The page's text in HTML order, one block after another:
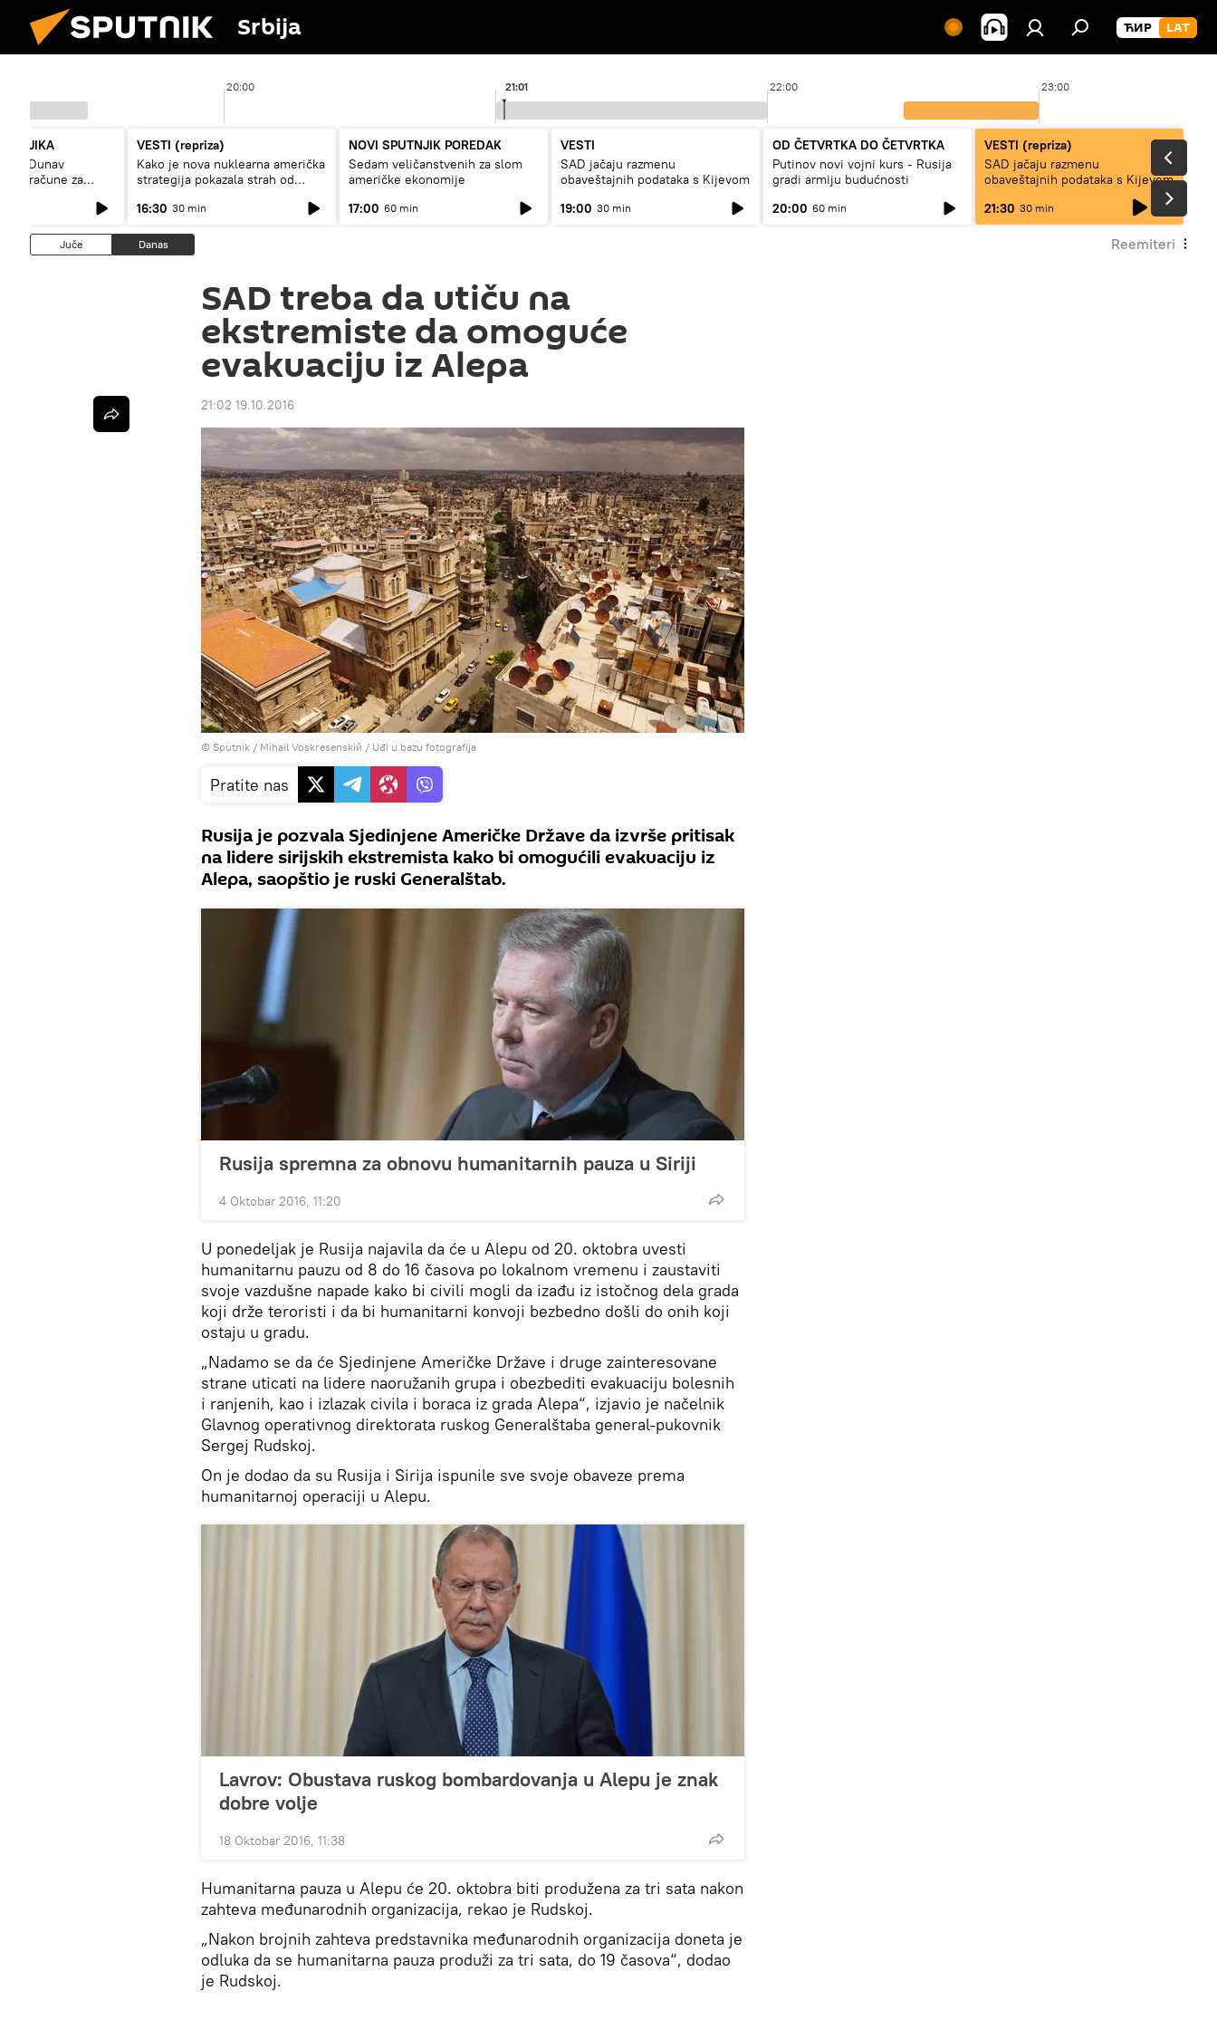
Srbija
20:00 22:00 23:00
21:01
Dunav
račune za
VESTI (repriza)
Kako je nova nuklearna američka
strategija pokazala strah od
16:30 30 min
NOVI SPUTNJIK POREDAK
Sedam veličanstvenih za slom
američke ekonomije
17:00 60 min
VESTI
SAD jačaju razmenu
obaveštajnih podataka s Kijevom
19:00 30 min
OD ČETVRTKA DO ČETVRTKA
Putinov novi vojni kurs - Rusija
gradi armiju budućnosti
20:00 60 min
VESTI (repriza)
SAD jačaju razmenu
obaveštajnih podataka s Kijevom
21:30 30 min live
Juče Danas Reemiteri
SAD treba da utiču na
ekstremiste da omoguće
evakuaciju iz Alepa
21:02 19.10.2016
© Sputnik / Mihail Voskresenskiй / Uđi u bazu fotografija
Pratite nas
Rusija je pozvala Sjedinjene Američke Države da izvrše pritisak
na lidere sirijskih ekstremista kako bi omogućili evakuaciju iz
Alepa, saopštio je ruski Generalštab.
Rusija spremna za obnovu humanitarnih pauza u Siriji
4 Oktobar 2016, 11:20
U ponedeljak je Rusija najavila da će u Alepu od 20. oktobra uvesti
humanitarnu pauzu od 8 do 16 časova po lokalnom vremenu i zaustaviti
svoje vazdušne napade kako bi civili mogli da izađu iz istočnog dela grada
koji drže teroristi i da bi humanitarni konvoji bezbedno došli do onih koji
ostaju u gradu.
„Nadamo se da će Sjedinjene Američke Države i druge zainteresovane
strane uticati na lidere naoružanih grupa i obezbediti evakuaciju bolesnih
i ranjenih, kao i izlazak civila i boraca iz grada Alepa“, izjavio je načelnik
Glavnog operativnog direktorata ruskog Generalštaba general-pukovnik
Sergej Rudskoj.
On je dodao da su Rusija i Sirija ispunile sve svoje obaveze prema
humanitarnoj operaciji u Alepu.
Lavrov: Obustava ruskog bombardovanja u Alepu je znak
dobre volje
18 Oktobar 2016, 11:38
Humanitarna pauza u Alepu će 20. oktobra biti produžena za tri sata nakon
zahteva međunarodnih organizacija, rekao je Rudskoj.
„Nakon brojnih zahteva predstavnika međunarodnih organizacija doneta je
odluka da se humanitarna pauza produži za tri sata, do 19 časova“, dodao
je Rudskoj.